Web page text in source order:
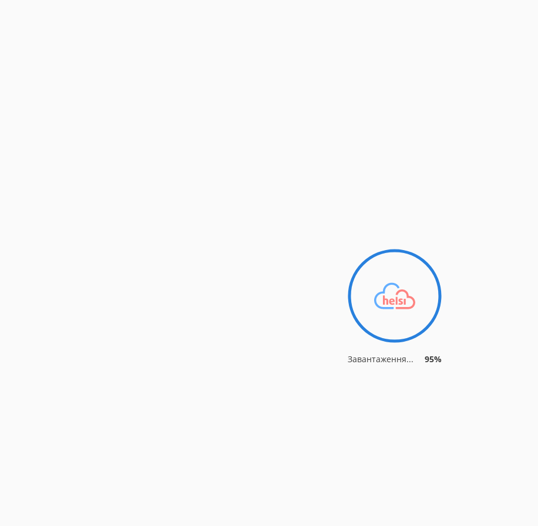
Завантаження... 95%